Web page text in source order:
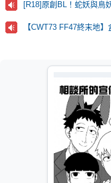
[R18]原創BL！蛇妖與鳥
【CWT73 FF47終末地